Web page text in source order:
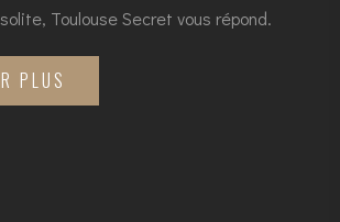
Toulouse Secret vous répond.
PLUS